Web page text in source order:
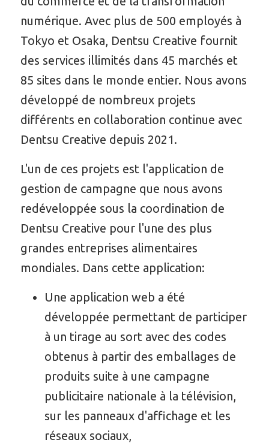
numérique. Avec plus de 500 employés à
Tokyo et Osaka, Dentsu Creative fournit
des services illimités dans 45 marchés et
85 sites dans le monde entier. Nous avons
développé de nombreux projets
différents en collaboration continue avec
Dentsu Creative depuis 2021.
L'un de ces projets est l'application de
gestion de campagne que nous avons
redéveloppée sous la coordination de
Dentsu Creative pour l'une des plus
grandes entreprises alimentaires
mondiales. Dans cette application:
Une application web a été
développée permettant de participer
à un tirage au sort avec des codes
obtenus à partir des emballages de
produits suite à une campagne
publicitaire nationale à la télévision,
sur les panneaux d'affichage et les
réseaux sociaux,